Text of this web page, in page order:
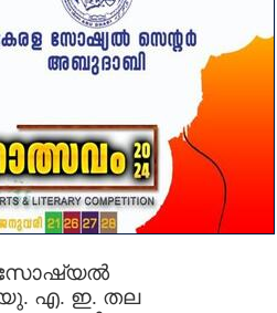
സോഷ്യൽ
എ. ഇ. തല